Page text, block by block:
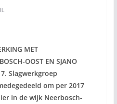
MET
OOST EN SJANO
Slagwerkgroep
om per 2017
in de wijk Neerbosch-